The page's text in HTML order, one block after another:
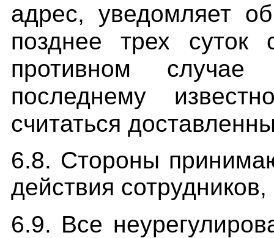
адрес, уведомляет
позднее трех
противном
последнему
считаться
6.8. Стороны
действия
6.9. Все